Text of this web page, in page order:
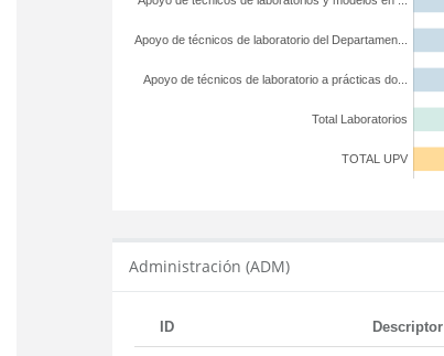
TOTAL UPV
Total Laboratorios
Apoyo de técnicos de laboratorio a prácticas do...
Apoyo de técnicos de laboratorio del Departamen...
Administración (ADM)
ID Descriptor